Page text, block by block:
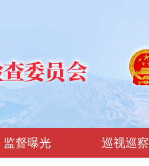
监督曝光 巡视巡察